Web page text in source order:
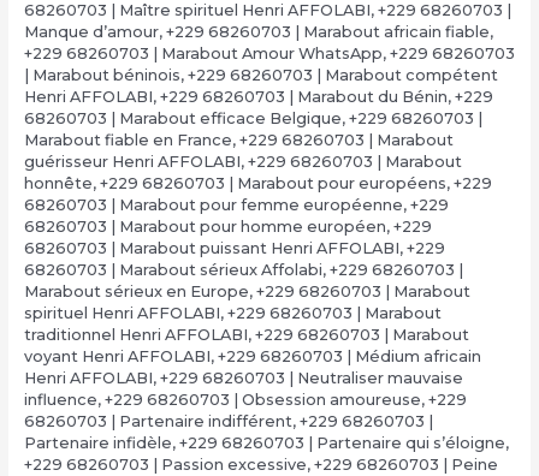
68260703 | Maître spirituel Henri AFFOLABI, +229 68260703 |
Manque d’amour, +229 68260703 | Marabout africain fiable,
+229 68260703 | Marabout Amour WhatsApp, +229 68260703
| Marabout béninois, +229 68260703 | Marabout compétent
Henri AFFOLABI, +229 68260703 | Marabout du Bénin, +229
68260703 | Marabout efficace Belgique, +229 68260703 |
Marabout fiable en France, +229 68260703 | Marabout
guérisseur Henri AFFOLABI, +229 68260703 | Marabout
honnête, +229 68260703 | Marabout pour européens, +229
68260703 | Marabout pour femme européenne, +229
68260703 | Marabout pour homme européen, +229
68260703 | Marabout puissant Henri AFFOLABI, +229
68260703 | Marabout sérieux Affolabi, +229 68260703 |
Marabout sérieux en Europe, +229 68260703 | Marabout
spirituel Henri AFFOLABI, +229 68260703 | Marabout
traditionnel Henri AFFOLABI, +229 68260703 | Marabout
voyant Henri AFFOLABI, +229 68260703 | Médium africain
Henri AFFOLABI, +229 68260703 | Neutraliser mauvaise
influence, +229 68260703 | Obsession amoureuse, +229
68260703 | Partenaire indifférent, +229 68260703 |
Partenaire infidèle, +229 68260703 | Partenaire qui s’éloigne,
+229 68260703 | Passion excessive, +229 68260703 | Peine